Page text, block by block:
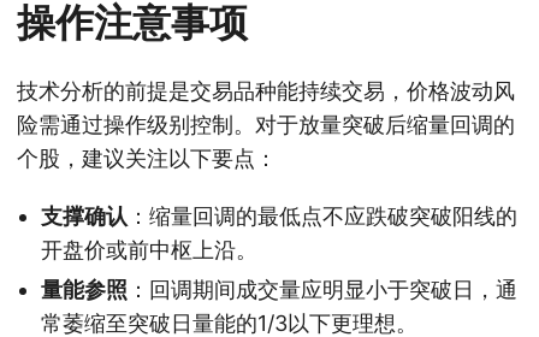
操作注意事项
技术分析的前提是交易品种能持续交易，价格波动风
险需通过操作级别控制。对于放量突破后缩量回调的
个股，建议关注以下要点：
支撑确认 ：缩量回调的最低点不应跌破突破阳线的
开盘价或前中枢上沿。
量能参照 ：回调期间成交量应明显小于突破日，通
常萎缩至突破日量能的1/3以下更理想。